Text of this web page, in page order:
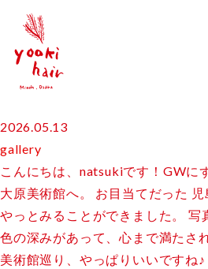
2026.05.13
gallery
こんにちは、natsukiです！GWに
大原美術館へ。 お目当てだった
やっとみることができました。 写
色の深みがあって、心まで満たさ
美術館巡り、やっぱりいいですね♪